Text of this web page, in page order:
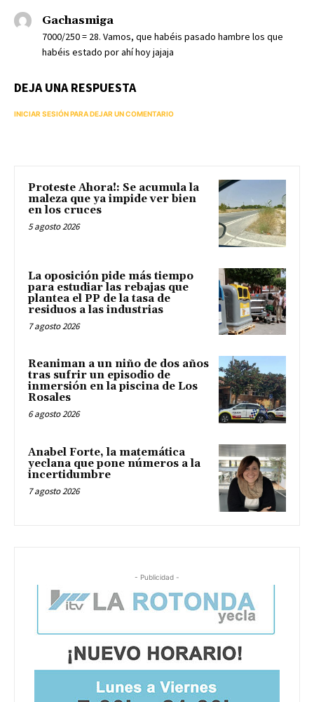
Gachasmiga
7000/250 = 28. Vamos, que habéis pasado hambre los que
habéis estado por ahí hoy jajaja
DEJA UNA RESPUESTA
INICIAR SESIÓN PARA DEJAR UN COMENTARIO
Proteste Ahora!: Se acumula la
maleza que ya impide ver bien
en los cruces
5 agosto 2026
La oposición pide más tiempo
para estudiar las rebajas que
plantea el PP de la tasa de
residuos a las industrias
7 agosto 2026
Reaniman a un niño de dos años
tras sufrir un episodio de
inmersión en la piscina de Los
Rosales
6 agosto 2026
Anabel Forte, la matemática
yeclana que pone números a la
incertidumbre
7 agosto 2026
- Publicidad -